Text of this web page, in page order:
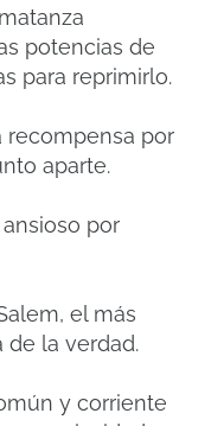
potencias de
para reprimirlo.
recompensa por
aparte.
por
el más
de la verdad.
y corriente